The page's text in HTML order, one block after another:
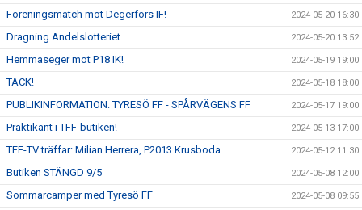
Föreningsmatch mot Degerfors IF! 2024-05-20 16:30
Dragning Andelslotteriet 2024-05-20 13:52
Hemmaseger mot P18 IK! 2024-05-19 19:00
TACK! 2024-05-18 18:00
PUBLIKINFORMATION: TYRESÖ FF - SPÅRVÄGENS FF 2024-05-17 19:00
Praktikant i TFF-butiken! 2024-05-13 17:00
TFF-TV träffar: Milian Herrera, P2013 Krusboda 2024-05-12 11:30
Butiken STÄNGD 9/5 2024-05-08 12:00
Sommarcamper med Tyresö FF 2024-05-08 09:55